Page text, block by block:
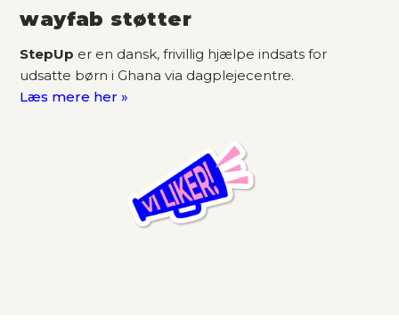
wayfab støtter
StepUp er en dansk, frivillig hjælpe indsats for
udsatte børn i Ghana via dagplejecentre.
Læs mere her »